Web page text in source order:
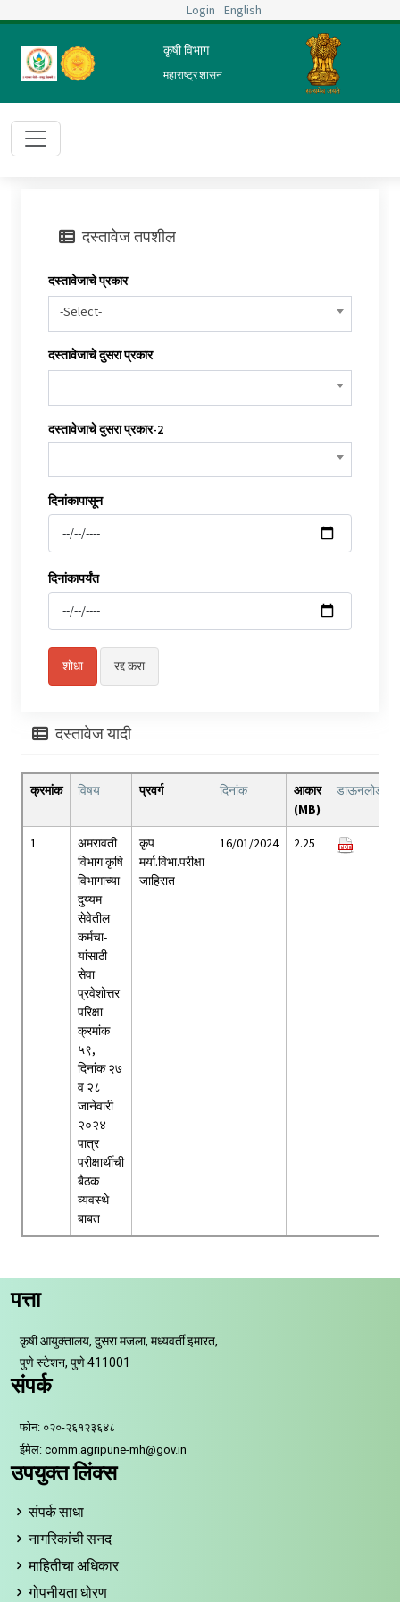
Login English
कृषी विभाग
महाराष्ट्र शासन
दस्तावेज तपशील
दस्तावेजाचे प्रकार
-Select-
दस्तावेजाचे दुसरा प्रकार
दस्तावेजाचे दुसरा प्रकार-2
दिनांकापासून
दिनांकापर्यंत
दस्तावेज यादी
क्रमांक विषय प्रवर्ग दिनांक
आकार
(MB)
डाऊनलोड
1
अमरावती
विभाग कृषि
विभागाच्या
दुय्यम
सेवेतील
कर्मचा-
यांसाठी
सेवा
प्रवेशोत्तर
परिक्षा
क्रमांक
५९,
दिनांक २७
व २८
जानेवारी
२०२४
पात्र
परीक्षार्थीची
बैठक
व्यवस्थे
बाबत
कृप
मर्या.विभा.परीक्षा
जाहिरात
16/01/2024 2.25
पत्ता
कृषी आयुक्तालय, दुसरा मजला, मध्यवर्ती इमारत,
पुणे स्टेशन, पुणे 411001
संपर्क
फोन: ०२०-२६१२३६४८
ईमेल: comm.agripune-mh@gov.in
उपयुक्त लिंक्स
संपर्क साधा
नागरिकांची सनद
माहितीचा अधिकार
गोपनीयता धोरण